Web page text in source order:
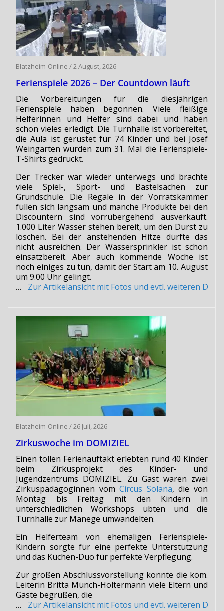
Blatzheim-Online / 2 August, 2026
Ferienspiele 2026 – Der Countdown läuft
Die Vorbereitungen für die diesjährigen
Ferienspiele haben begonnen. Viele fleißige
Helferinnen und Helfer sind dabei und haben
schon vieles erledigt. Die Turnhalle ist vorbereitet,
die Aula ist gerüstet für 74 Kinder und bei Josef
Weingarten wurden zum 31. Mal die Ferienspiele-
T-Shirts gedruckt.
Der Trecker war wieder unterwegs und brachte
viele Spiel-, Sport- und Bastelsachen zur
Grundschule. Die Regale in der Vorratskammer
füllen sich langsam und manche Produkte bei den
Discountern sind vorrübergehend ausverkauft.
1.000 Liter Wasser stehen bereit, um den Durst zu
löschen. Bei der anstehenden Hitze dürfte das
nicht ausreichen. Der Wassersprinkler ist schon
einsatzbereit. Aber auch kommende Woche ist
noch einiges zu tun, damit der Start am 10. August
um 9.00 Uhr gelingt.
…Zur Artikelansicht mit Fotos und evtl. weiteren
Blatzheim-Online / 26 Juli, 2026
Zirkuswoche im DOMIZIEL
Einen tollen Ferienauftakt erlebten rund 40 Kinder
beim Zirkusprojekt des Kinder- und
Jugendzentrums DOMIZIEL. Zu Gast waren zwei
Zirkuspädagoginnen vomCircus Solana, die von
Montag bis Freitag mit den Kindern in
unterschiedlichen Workshops übten und die
Turnhalle zur Manege umwandelten.
Ein Helferteam von ehemaligen Ferienspiele-
Kindern sorgte für eine perfekte Unterstützung
und das Küchen-Duo für perfekte Verpflegung.
Zur großen Abschlussvorstellung konnte die kom.
Leiterin Britta Münch-Holtermann viele Eltern und
Gäste begrüßen, die
…Zur Artikelansicht mit Fotos und evtl. weiteren